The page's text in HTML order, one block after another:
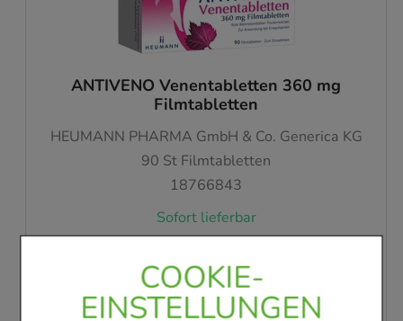
COOKIE-
EINSTELLUNGEN
ANTIVENO Venentabletten 360 mg
Filmtabletten
HEUMANN PHARMA GmbH & Co. Generica KG
30StFilmtabletten
18766814
Sofort lieferbar
4,99 €¹
pro 1 Stk